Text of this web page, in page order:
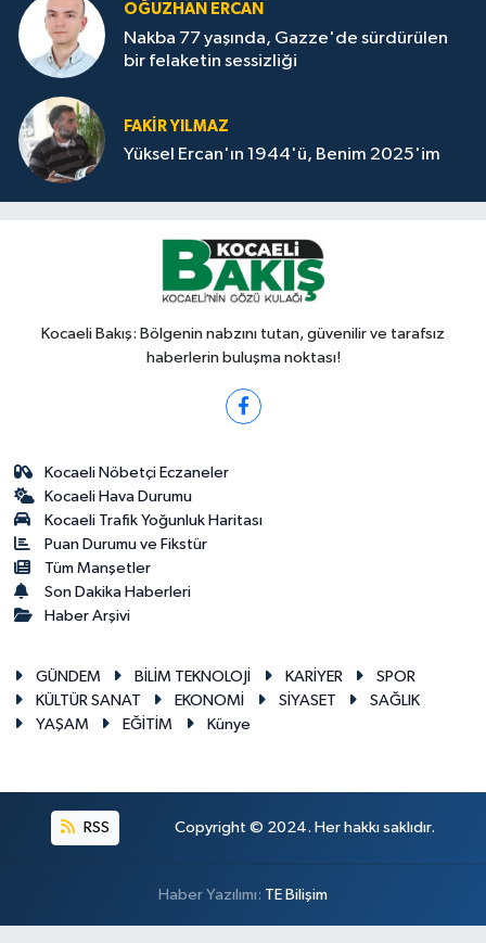
OĞUZHAN ERCAN
Nakba 77 yaşında, Gazze'de sürdürülen
bir felaketin sessizliği
FAKİR YILMAZ
Yüksel Ercan'ın 1944'ü, Benim 2025'im
Kocaeli Bakış: Bölgenin nabzını tutan, güvenilir ve tarafsız
haberlerin buluşma noktası!
Kocaeli Nöbetçi Eczaneler
Kocaeli Hava Durumu
Kocaeli Trafik Yoğunluk Haritası
Puan Durumu ve Fikstür
Tüm Manşetler
Son Dakika Haberleri
Haber Arşivi
GÜNDEM BİLİM TEKNOLOJİ KARİYER
SPOR
KÜLTÜR SANAT
EKONOMİ SİYASET
SAĞLIK
YAŞAM
EĞİTİM Künye
RSS Copyright © 2024. Her hakkı saklıdır.
Haber Yazılımı: TE Bilişim